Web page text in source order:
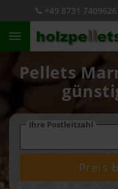
+49 8731 7409626
Pellets
Ihre Postleitzahl
Preis